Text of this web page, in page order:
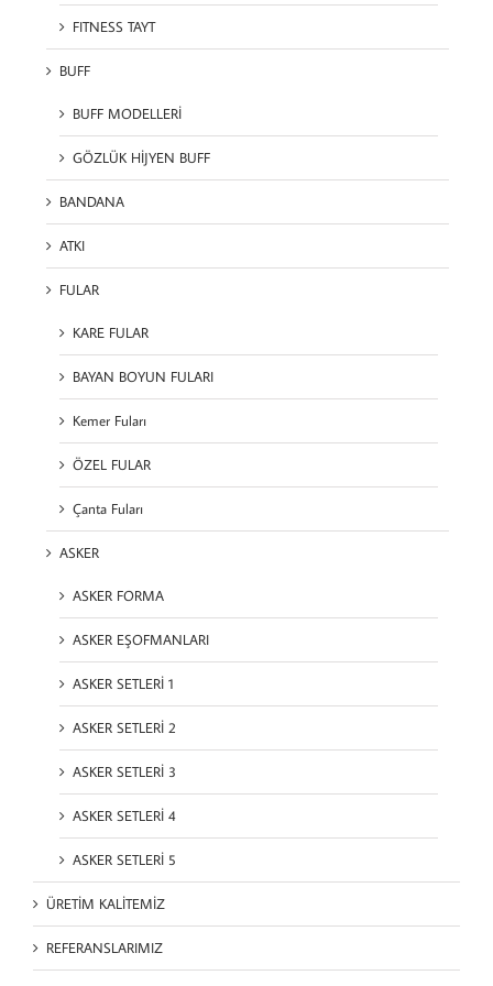
FITNESS TAYT
BUFF
BUFF MODELLERİ
GÖZLÜK HİJYEN BUFF
BANDANA
ATKI
FULAR
KARE FULAR
BAYAN BOYUN FULARI
Kemer Fuları
ÖZEL FULAR
Çanta Fuları
ASKER
ASKER FORMA
ASKER EŞOFMANLARI
ASKER SETLERİ 1
ASKER SETLERİ 2
ASKER SETLERİ 3
ASKER SETLERİ 4
ASKER SETLERİ 5
ÜRETİM KALİTEMİZ
REFERANSLARIMIZ